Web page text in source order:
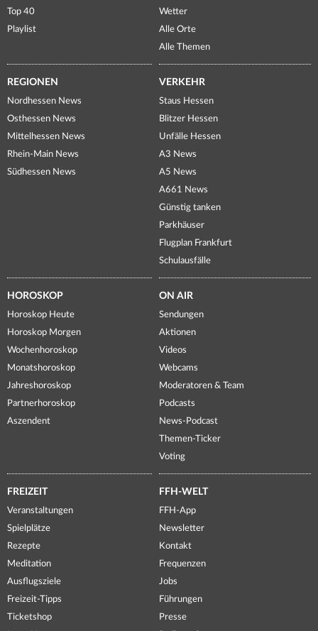
Top 40
Playlist
Wetter
Alle Orte
Alle Themen
REGIONEN
Nordhessen News
Osthessen News
Mittelhessen News
Rhein-Main News
Südhessen News
VERKEHR
Staus Hessen
Blitzer Hessen
Unfälle Hessen
A3 News
A5 News
A661 News
Günstig tanken
Parkhäuser
Flugplan Frankfurt
Schulausfälle
HOROSKOP
Horoskop Heute
Horoskop Morgen
Wochenhoroskop
Monatshoroskop
Jahreshoroskop
Partnerhoroskop
Aszendent
ON AIR
Sendungen
Aktionen
Videos
Webcams
Moderatoren & Team
Podcasts
News-Podcast
Themen-Ticker
Voting
FREIZEIT
Veranstaltungen
Spielplätze
Rezepte
Meditation
Ausflugsziele
Freizeit-Tipps
Ticketshop
FFH-WELT
FFH-App
Newsletter
Kontakt
Frequenzen
Jobs
Führungen
Presse